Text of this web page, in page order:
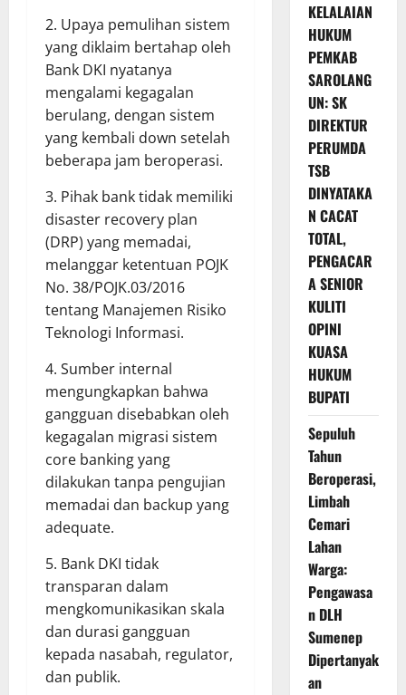
2. Upaya pemulihan sistem
yang diklaim bertahap oleh
Bank DKI nyatanya
mengalami kegagalan
berulang, dengan sistem
yang kembali down setelah
beberapa jam beroperasi.
3. Pihak bank tidak memiliki
disaster recovery plan
(DRP) yang memadai,
melanggar ketentuan POJK
No. 38/POJK.03/2016
tentang Manajemen Risiko
Teknologi Informasi.
4. Sumber internal
mengungkapkan bahwa
gangguan disebabkan oleh
kegagalan migrasi sistem
core banking yang
dilakukan tanpa pengujian
memadai dan backup yang
adequate.
5. Bank DKI tidak
transparan dalam
mengkomunikasikan skala
dan durasi gangguan
kepada nasabah, regulator,
dan publik.
KELALAIAN
HUKUM
PEMKAB
SAROLANG
UN: SK
DIREKTUR
PERUMDA
TSB
DINYATAKA
N CACAT
TOTAL,
PENGACAR
A SENIOR
KULITI
OPINI
KUASA
HUKUM
BUPATI
Sepuluh
Tahun
Beroperasi,
Limbah
Cemari
Lahan
Warga:
Pengawasa
n DLH
Sumenep
Dipertanyak
an